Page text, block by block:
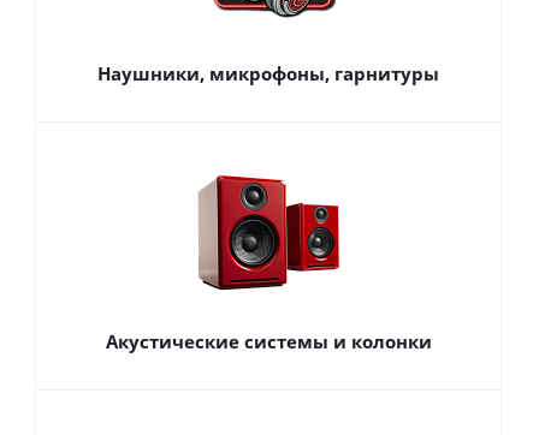
Наушники, микрофоны, гарнитуры
Акустические системы и колонки